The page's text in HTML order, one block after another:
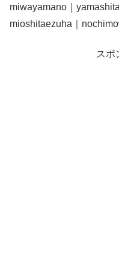
miwayamano｜
mioshitaezuha｜
スポ